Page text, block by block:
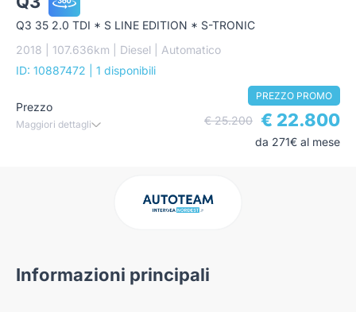
Q3 35 2.0 TDI * S LINE EDITION * S-TRONIC
2018 | 107.636km | Diesel | Automatico
ID: 10887472
| 1 disponibili
Prezzo
Maggiori dettagli
PREZZO PROMO
€ 25.200 € 22.800
da 271€ al mese
Informazioni principali